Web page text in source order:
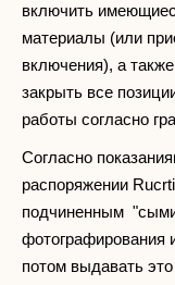
включить
материалы (или
включения), а
закрыть все
работы согласно
Согласно
распоряжении
подчиненным
фотографирования
потом выдавать